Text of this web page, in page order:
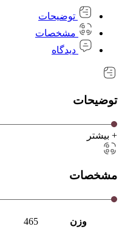
توضیحات
مشخصات
دیدگاه
توضیحات
+ بیشتر
مشخصات
وزن 465